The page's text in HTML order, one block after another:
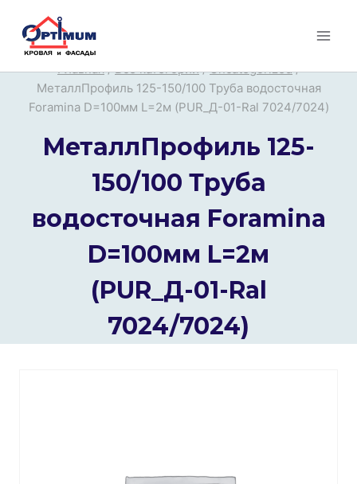
Перейти
Главная / Все категории / Uncategorized /
МеталлПрофиль 125-150/100 Труба водосточная
Foramina D=100мм L=2м (PUR_Д-01-Ral 7024/7024)
МеталлПрофиль 125-
150/100 Труба
водосточная Foramina
D=100мм L=2м
(PUR_Д-01-Ral
7024/7024)